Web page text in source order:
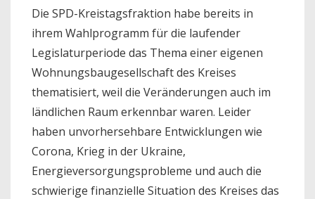
Die SPD-Kreistagsfraktion habe bereits in
ihrem Wahlprogramm für die laufender
Legislaturperiode das Thema einer eigenen
Wohnungsbaugesellschaft des Kreises
thematisiert, weil die Veränderungen auch im
ländlichen Raum erkennbar waren. Leider
haben unvorhersehbare Entwicklungen wie
Corona, Krieg in der Ukraine,
Energieversorgungsprobleme und auch die
schwierige finanzielle Situation des Kreises das